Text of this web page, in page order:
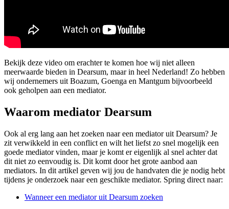
Bekijk deze video om erachter te komen hoe wij niet alleen
meerwaarde bieden in Dearsum, maar in heel Nederland! Zo hebben
wij ondernemers uit Boazum, Goenga en Mantgum bijvoorbeeld
ook geholpen aan een mediator.
Waarom mediator Dearsum
Ook al erg lang aan het zoeken naar een mediator uit Dearsum? Je
zit verwikkeld in een conflict en wilt het liefst zo snel mogelijk een
goede mediator vinden, maar je komt er eigenlijk al snel achter dat
dit niet zo eenvoudig is. Dit komt door het grote aanbod aan
mediators. In dit artikel geven wij jou de handvaten die je nodig hebt
tijdens je onderzoek naar een geschikte mediator. Spring direct naar:
Wanneer een mediator uit Dearsum zoeken